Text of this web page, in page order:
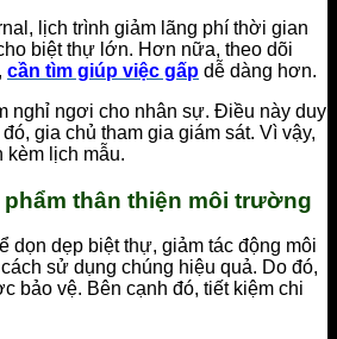
lịch trình giảm lãng phí thời gian
biệt thự lớn. Hơn nữa, theo dõi
cần tìm giúp việc gấp dễ dàng hơn.
nghỉ ngơi cho nhân sự. Điều này duy
gia chủ tham gia giám sát. Vì vậy,
kèm lịch mẫu.
thân thiện môi trường
dọn dẹp biệt thự, giảm tác động môi
sử dụng chúng hiệu quả. Do đó,
bảo vệ. Bên cạnh đó, tiết kiệm chi